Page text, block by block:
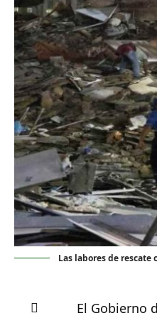
Las labores de rescate
El Gobierno